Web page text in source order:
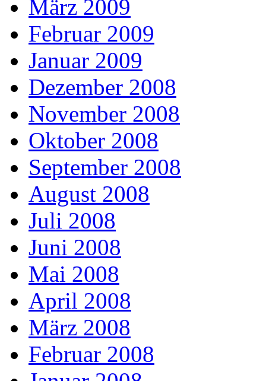
März 2009
Februar 2009
Januar 2009
Dezember 2008
November 2008
Oktober 2008
September 2008
August 2008
Juli 2008
Juni 2008
Mai 2008
April 2008
März 2008
Februar 2008